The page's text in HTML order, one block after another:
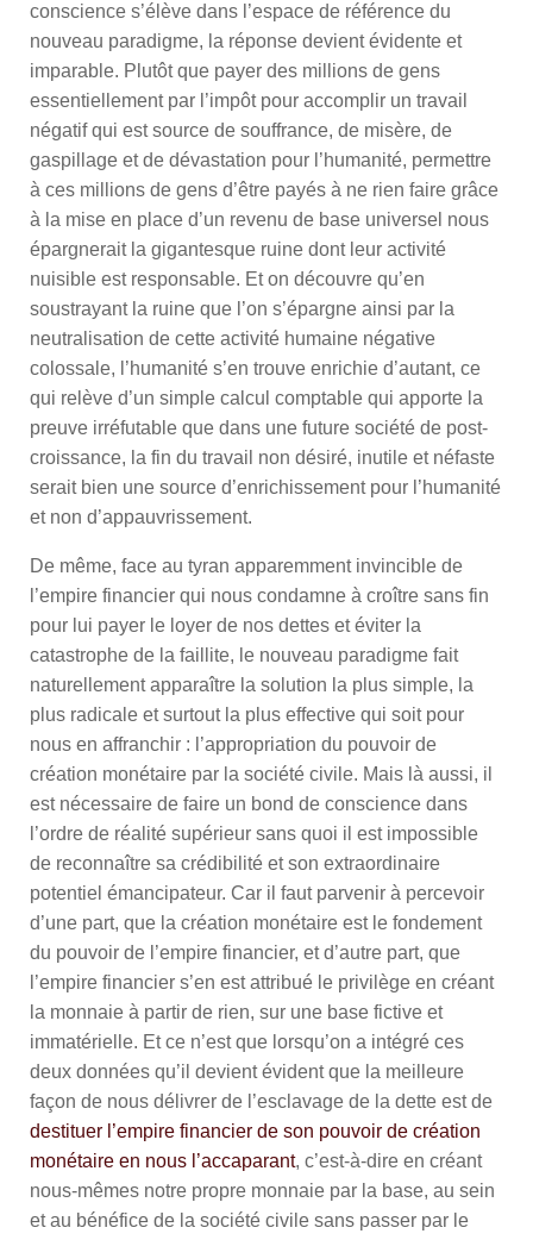
conscience s’élève dans l’espace de référence du
nouveau paradigme, la réponse devient évidente et
imparable. Plutôt que payer des millions de gens
essentiellement par l’impôt pour accomplir un travail
négatif qui est source de souffrance, de misère, de
gaspillage et de dévastation pour l’humanité, permettre
à ces millions de gens d’être payés à ne rien faire grâce
à la mise en place d’un revenu de base universel nous
épargnerait la gigantesque ruine dont leur activité
nuisible est responsable. Et on découvre qu’en
soustrayant la ruine que l’on s’épargne ainsi par la
neutralisation de cette activité humaine négative
colossale, l’humanité s’en trouve enrichie d’autant, ce
qui relève d’un simple calcul comptable qui apporte la
preuve irréfutable que dans une future société de post-
croissance, la fin du travail non désiré, inutile et néfaste
serait bien une source d’enrichissement pour l’humanité
et non d’appauvrissement.
De même, face au tyran apparemment invincible de
l’empire financier qui nous condamne à croître sans fin
pour lui payer le loyer de nos dettes et éviter la
catastrophe de la faillite, le nouveau paradigme fait
naturellement apparaître la solution la plus simple, la
plus radicale et surtout la plus effective qui soit pour
nous en affranchir : l’appropriation du pouvoir de
création monétaire par la société civile. Mais là aussi, il
est nécessaire de faire un bond de conscience dans
l’ordre de réalité supérieur sans quoi il est impossible
de reconnaître sa crédibilité et son extraordinaire
potentiel émancipateur. Car il faut parvenir à percevoir
d’une part, que la création monétaire est le fondement
du pouvoir de l’empire financier, et d’autre part, que
l’empire financier s’en est attribué le privilège en créant
la monnaie à partir de rien, sur une base fictive et
immatérielle. Et ce n’est que lorsqu’on a intégré ces
deux données qu’il devient évident que la meilleure
façon de nous délivrer de l’esclavage de la dette est de
destituer l’empire financier de son pouvoir de création
monétaire en nous l’accaparant, c’est-à-dire en créant
nous-mêmes notre propre monnaie par la base, au sein
et au bénéfice de la société civile sans passer par le